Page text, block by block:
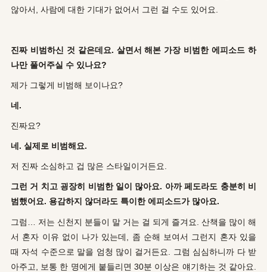
않아서, 사람에 대한 기대가 없어서 그런 걸 수도 있어요.
진짜 비범하신 것 같은데요. 살면서 해본 가장 비범한 에피소드 하
나만 풀어주실 수 있나요?
제가 그렇게 비범해 보이나요?
네.
진짜요?
네. 실제로 비범해요.
저 진짜 소심하고 겁 많은 스타일이거든요.
그런 거 치고 굉장히 비범한 일이 많아요. 아까 페도라도 충분히 비
범했어요. 용감하지 않더라도 특이한 에피소드가 많아요.
그럼… 저는 신천지 분들이 말 거는 걸 되게 즐겨요. 산책을 많이 해
서 혼자 이유 없이 나가 있는데, 좀 순해 보여서 그런지 혼자 있을
때 자석 수준으로 말을 엄청 많이 걸거든요. 그럼 심심하니까 다 받
아주고, 보통 한 명에게 붙들리면 30분 이상은 얘기하는 것 같아요.